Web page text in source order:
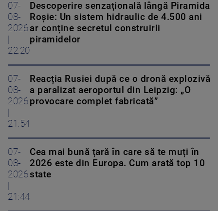
07-
08-
2026
22:20
Descoperire senzațională lângă Piramida
Roșie: Un sistem hidraulic de 4.500 ani
ar conține secretul construirii
piramidelor
07-
08-
2026
21:54
Reacția Rusiei după ce o dronă explozivă
a paralizat aeroportul din Leipzig: „O
provocare complet fabricată”
07-
08-
2026
21:44
Cea mai bună țară în care să te muți în
2026 este din Europa. Cum arată top 10
state